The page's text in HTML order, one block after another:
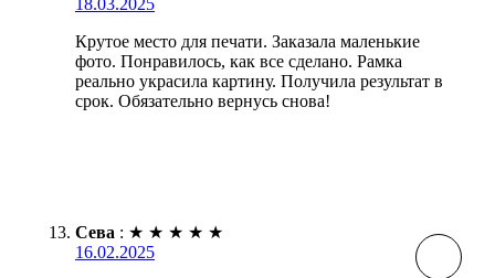
Крутое место для печати. Заказала маленькие
фото. Понравилось, как все сделано. Рамка
реально украсила картину. Получила результат в
срок. Обязательно вернусь снова!
Сева : ★ ★ ★ ★ ★
16.02.2025